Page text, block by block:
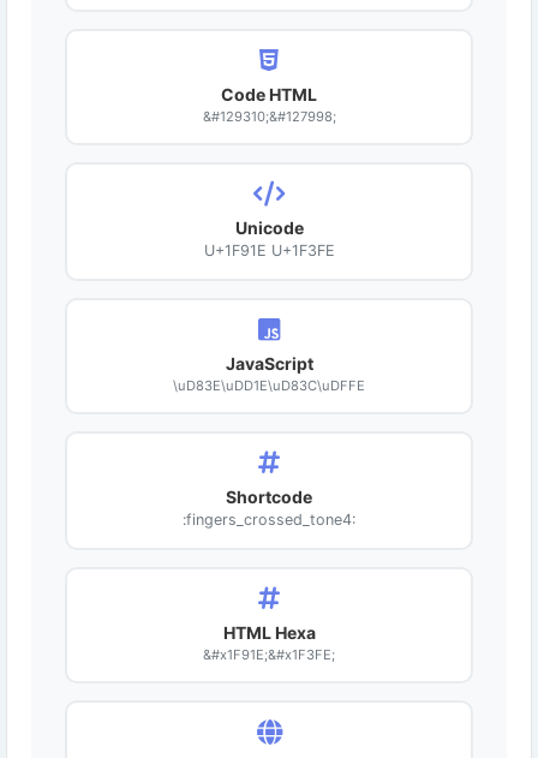
Code HTML
&#129310;&#127998;
Unicode
U+1F91E U+1F3FE
JavaScript
\uD83E\uDD1E\uD83C\uDFFE
Shortcode
:fingers_crossed_tone4:
HTML Hexa
&#x1F91E;&#x1F3FE;